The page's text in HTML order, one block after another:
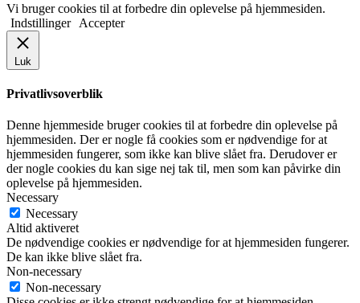
Vi bruger cookies til at forbedre din oplevelse på hjemmesiden.
Indstillinger
Accepter
Luk
Privatlivsoverblik
Denne hjemmeside bruger cookies til at forbedre din oplevelse på
hjemmesiden. Der er nogle få cookies som er nødvendige for at
hjemmesiden fungerer, som ikke kan blive slået fra. Derudover er
der nogle cookies du kan sige nej tak til, men som kan påvirke din
oplevelse på hjemmesiden.
Necessary
Necessary
Altid aktiveret
De nødvendige cookies er nødvendige for at hjemmesiden fungerer.
De kan ikke blive slået fra.
Non-necessary
Non-necessary